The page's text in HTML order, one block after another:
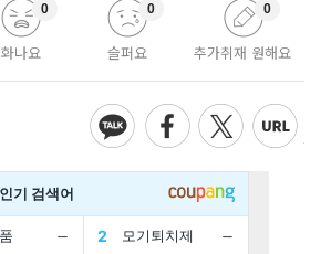
화나요
0
슬퍼요
0
추가취재 원해요
0